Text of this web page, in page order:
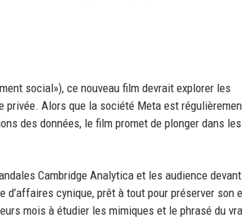
social»), ce nouveau film devrait explorer les
privée. Alors que la société Meta est
des données, le film promet de plonger dans les
Cambridge Analytica et les audience
cynique, prêt à tout pour préserver son
mois à étudier les mimiques et le phrasé du